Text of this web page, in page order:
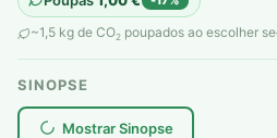
original
era:
6,00 €.
atual
é:
5,00 €.
~1,5 kg de CO2 poupados ao escolher
SINOPSE
Mostrar Sinopse
plantar árvores reais